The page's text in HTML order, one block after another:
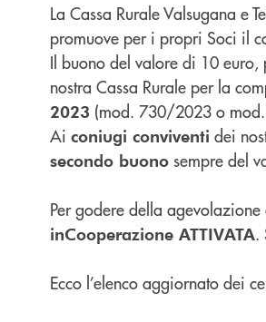
La Cassa Rurale Valsugana e
promuove per i propri Soci il
Il buono del valore di 10 euro,
nostra Cassa Rurale per la
2023 (mod. 730/2023 o
Ai coniugi conviventi dei
secondo buono sempre del
Per godere della
inCooperazione ATTIVATA.
Ecco l’elenco aggiornato dei